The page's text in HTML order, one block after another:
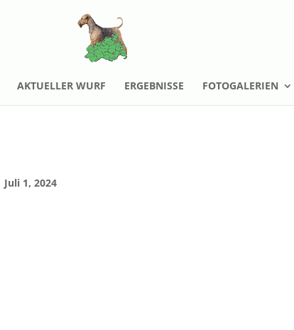
AKTUELLER WURF ERGEBNISSE FOTOGALERIEN
Juli 1, 2024